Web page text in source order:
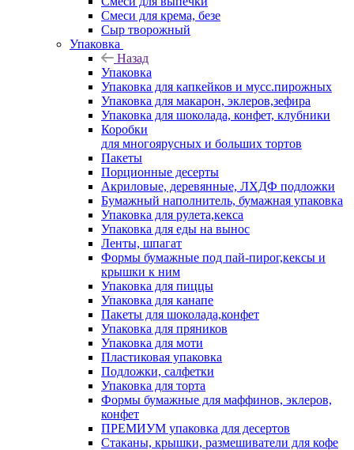
Смеси для крема, безе
Сыр творожный
Упаковка
Назад
Упаковка
Упаковка для капкейков и мусс.пирожных
Упаковка для макарон, эклеров,зефира
Упаковка для шоколада, конфет, клубники
Коробки
для многоярусных и больших тортов
Пакеты
Порционные десерты
Акриловые, деревянные, ЛХДФ подложки
Бумажный наполнитель, бумажная упаковка
Упаковка для рулета,кекса
Упаковка для еды на вынос
Ленты, шпагат
Формы бумажные под пай-пирог,кексы и
крышки к ним
Упаковка для пиццы
Упаковка для канапе
Пакеты для шоколада,конфет
Упаковка для пряников
Упаковка для моти
Пластиковая упаковка
Подложки, салфетки
Упаковка для торта
Формы бумажные для маффинов, эклеров,
конфет
ПРЕМИУМ упаковка для десертов
Стаканы, крышки, размешиватели для кофе